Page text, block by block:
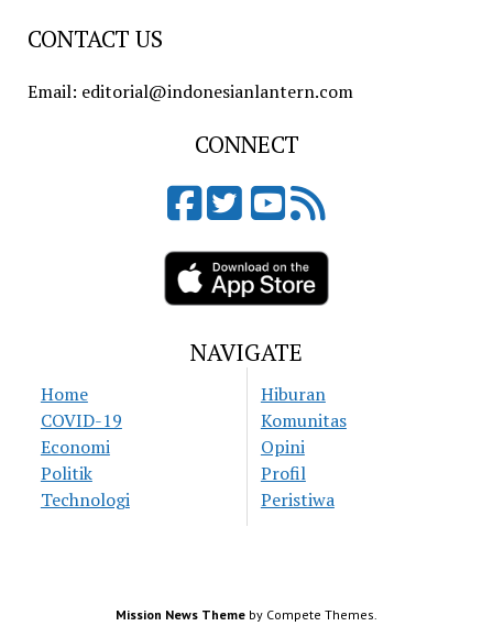
CONTACT US
Email: editorial@indonesianlantern.com
CONNECT
NAVIGATE
Home
COVID-19
Economi
Politik
Technologi
Hiburan
Komunitas
Opini
Profil
Peristiwa
Mission News Theme by Compete Themes.